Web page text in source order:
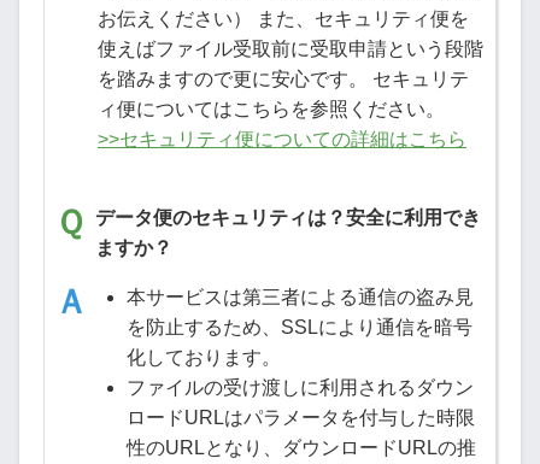
お伝えください） また、セキュリティ便を
使えばファイル受取前に受取申請という段階
を踏みますので更に安心です。 セキュリテ
ィ便についてはこちらを参照ください。
>>セキュリティ便についての詳細はこちら
データ便のセキュリティは？安全に利用でき
ますか？
本サービスは第三者による通信の盗み見
を防止するため、SSLにより通信を暗号
化しております。
ファイルの受け渡しに利用されるダウン
ロードURLはパラメータを付与した時限
性のURLとなり、ダウンロードURLの推